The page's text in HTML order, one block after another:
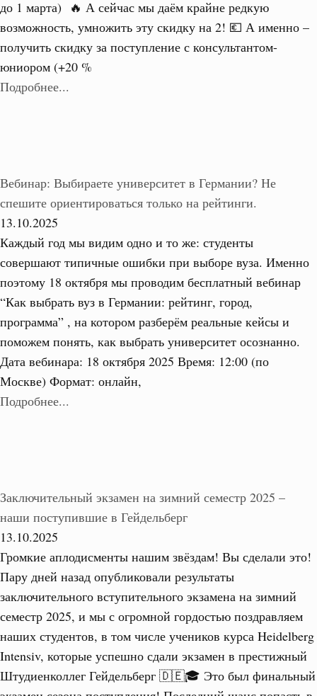
до 1 марта) 🔥 А сейчас мы даём крайне редкую
возможность, умножить эту скидку на 2! 💶 А именно –
получить скидку за поступление с консультантом-
юниором (+20 %
Подробнее...
Вебинар: Выбираете университет в Германии? Не
спешите ориентироваться только на рейтинги.
13.10.2025
Каждый год мы видим одно и то же: студенты
совершают типичные ошибки при выборе вуза. Именно
поэтому 18 октября мы проводим бесплатный вебинар
“Как выбрать вуз в Германии: рейтинг, город,
программа” , на котором разберём реальные кейсы и
поможем понять, как выбрать университет осознанно.
Дата вебинара: 18 октября 2025 Время: 12:00 (по
Москве) Формат: онлайн,
Подробнее...
Заключительный экзамен на зимний семестр 2025 –
наши поступившие в Гейдельберг
13.10.2025
Громкие аплодисменты нашим звёздам! Вы сделали это!
Пару дней назад опубликовали результаты
заключительного вступительного экзамена на зимний
семестр 2025, и мы с огромной гордостью поздравляем
наших студентов, в том числе учеников курса Heidelberg
Intensiv, которые успешно сдали экзамен в престижный
Штудиенколлег Гейдельберг 🇩🇪🎓 Это был финальный